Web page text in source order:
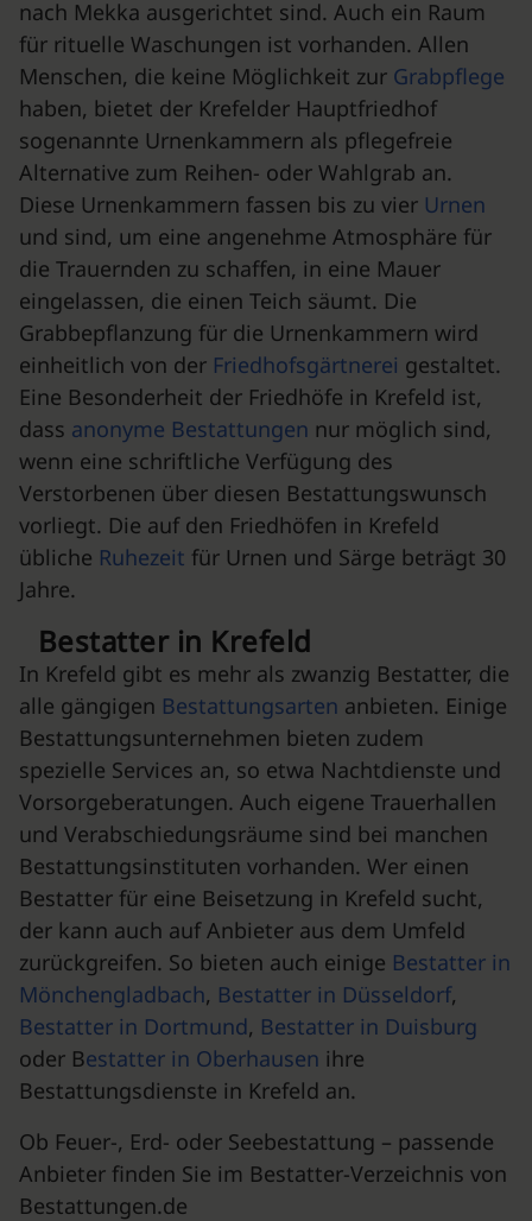
nach Mekka ausgerichtet sind. Auch ein Raum
für rituelle Waschungen ist vorhanden. Allen
Menschen, die keine Möglichkeit zur Grabpflege
haben, bietet der Krefelder Hauptfriedhof
sogenannte Urnenkammern als pflegefreie
Alternative zum Reihen- oder Wahlgrab an.
Diese Urnenkammern fassen bis zu vier Urnen
und sind, um eine angenehme Atmosphäre für
die Trauernden zu schaffen, in eine Mauer
eingelassen, die einen Teich säumt. Die
Grabbepflanzung für die Urnenkammern wird
einheitlich von der Friedhofsgärtnerei gestaltet.
Eine Besonderheit der Friedhöfe in Krefeld ist,
dass anonyme Bestattungen nur möglich sind,
wenn eine schriftliche Verfügung des
Verstorbenen über diesen Bestattungswunsch
vorliegt. Die auf den Friedhöfen in Krefeld
übliche Ruhezeit für Urnen und Särge beträgt 30
Jahre.
Bestatter in Krefeld
In Krefeld gibt es mehr als zwanzig Bestatter, die
alle gängigen Bestattungsarten anbieten. Einige
Bestattungsunternehmen bieten zudem
spezielle Services an, so etwa Nachtdienste und
Vorsorgeberatungen. Auch eigene Trauerhallen
und Verabschiedungsräume sind bei manchen
Bestattungsinstituten vorhanden. Wer einen
Bestatter für eine Beisetzung in Krefeld sucht,
der kann auch auf Anbieter aus dem Umfeld
zurückgreifen. So bieten auch einige Bestatter in
Mönchengladbach, Bestatter in Düsseldorf,
Bestatter in Dortmund, Bestatter in Duisburg
oder Bestatter in Oberhausen ihre
Bestattungsdienste in Krefeld an.
Ob Feuer-, Erd- oder Seebestattung – passende
Anbieter finden Sie im Bestatter-Verzeichnis von
Bestattungen.de